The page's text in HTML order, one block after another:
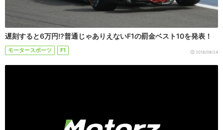
遅刻すると6万円!?普通じゃありえないF1の罰金ベスト10を発表！
モータースポーツ F1 2018/09/24